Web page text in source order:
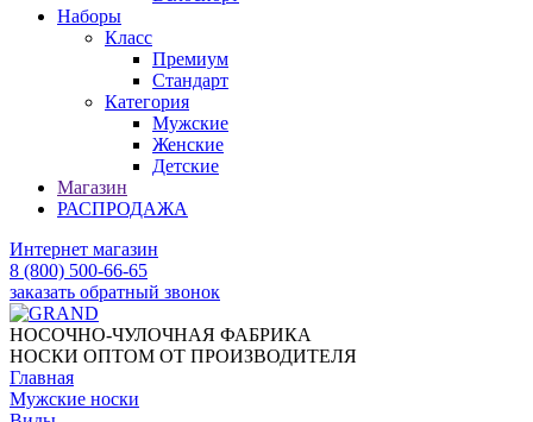
Наборы
Класс
Премиум
Стандарт
Категория
Мужские
Женские
Детские
Магазин
РАСПРОДАЖА
Интернет магазин
8 (800) 500-66-65
заказать обратный звонок
НОСОЧНО-ЧУЛОЧНАЯ ФАБРИКА
НОСКИ ОПТОМ ОТ ПРОИЗВОДИТЕЛЯ
Главная
Мужские носки